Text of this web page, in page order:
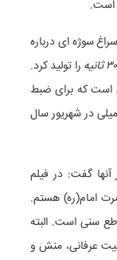
است.
افخمی باز به سراغ سوژه ای درباره
را تولید کرد.
است که برای ضبط
در شهریور سال
گفت: در فیلم
حضرت امام(ره) هستم.
سنی است. البته
عرفانی، منش و